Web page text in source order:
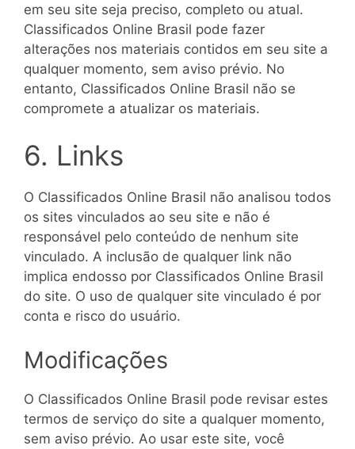
em seu site seja preciso, completo ou atual.
Classificados Online Brasil pode fazer
alterações nos materiais contidos em seu site a
qualquer momento, sem aviso prévio. No
entanto, Classificados Online Brasil não se
compromete a atualizar os materiais.
6. Links
O Classificados Online Brasil não analisou todos
os sites vinculados ao seu site e não é
responsável pelo conteúdo de nenhum site
vinculado. A inclusão de qualquer link não
implica endosso por Classificados Online Brasil
do site. O uso de qualquer site vinculado é por
conta e risco do usuário.
Modificações
O Classificados Online Brasil pode revisar estes
termos de serviço do site a qualquer momento,
sem aviso prévio. Ao usar este site, você